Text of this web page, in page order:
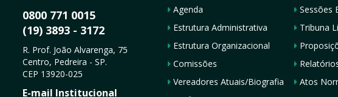
0800 771 0015
(19) 3893 - 3172
R. Prof. João Alvarenga, 75
Centro, Pedreira - SP.
CEP 13920-025
E-mail Institucional
Agenda
Estrutura Administrativa
Estrutura Organizacional
Comissões
Vereadores Atuais/Biografia
Sessões
Tribuna
Atos